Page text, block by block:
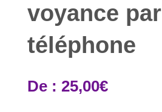
voyance par
téléphone
De : 25,00€